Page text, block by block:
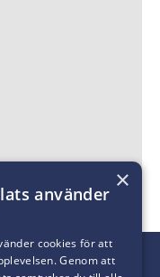
×
använder
cookies för att
Genom att